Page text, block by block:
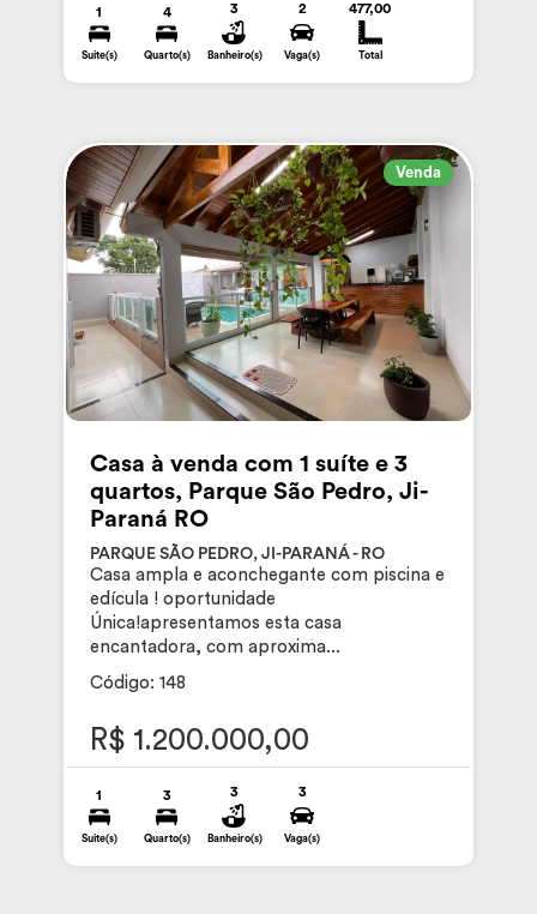
1
Suite(s)
4
Quarto(s)
3
Banheiro(s)
2
Vaga(s)
477,00
Total
Venda
Casa à venda com 1 suíte e 3
quartos, Parque São Pedro, Ji-
Paraná RO
PARQUE SÃO PEDRO, JI-PARANÁ - RO
Casa ampla e aconchegante com piscina e
edícula ! oportunidade
Única!apresentamos esta casa
encantadora, com aproxima...
Código: 148
R$ 1.200.000,00
1
Suite(s)
3
Quarto(s)
3
Banheiro(s)
3
Vaga(s)